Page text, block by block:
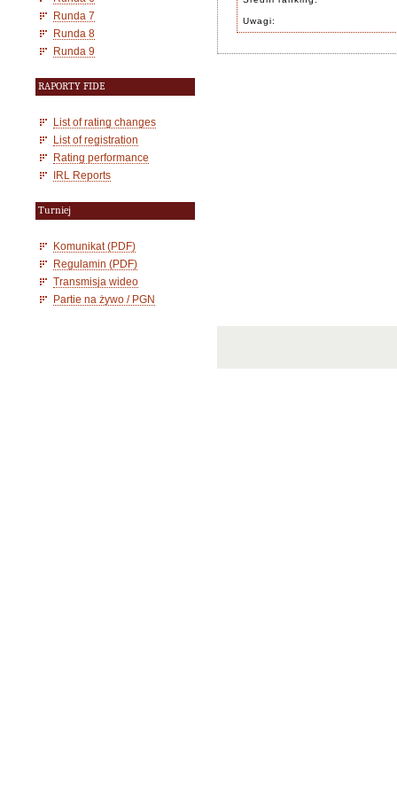
Runda 7
Runda 8
Runda 9
RAPORTY FIDE
List of rating changes
List of registration
Rating performance
IRL Reports
Turniej
Komunikat (PDF)
Regulamin (PDF)
Transmisja wideo
Partie na żywo / PGN
Uwagi: